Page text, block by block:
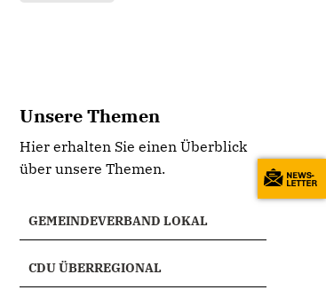
Unsere Themen
Hier erhalten Sie einen Überblick
über unsere Themen.
GEMEINDEVERBAND LOKAL
CDU ÜBERREGIONAL